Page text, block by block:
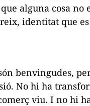
alguna cosa no
identitat que
benvingudes,
No hi ha
viu. I no hi